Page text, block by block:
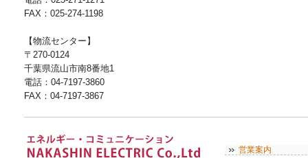
FAX：025-274-1198
【物流センター】
〒270-0124
千葉県流山市南8番地1
電話：04-7197-3860
FAX：04-7197-3867
営業案内